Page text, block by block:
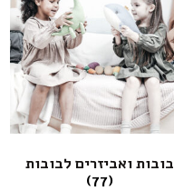
בובות ואביזרים לבובות
(77)